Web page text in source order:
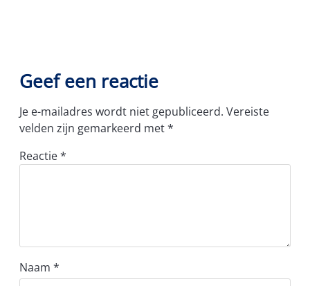
Geef een reactie
Je e-mailadres wordt niet gepubliceerd. Vereiste
velden zijn gemarkeerd met*
Reactie*
Naam *